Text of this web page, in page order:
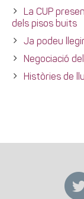
La CUP
dels pisos buits
Ja podeu
Negociació
Històries de